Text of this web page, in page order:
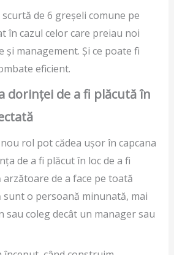
de 6 greșeli comune pe
în cazul celor care preiau noi
și management. Și ce poate fi
eficient.
dorinței de a fi plăcută în
rol pot cădea ușor în capcana
de a fi plăcut în loc de a fi
de a face pe toată
sunt o persoană minunată, mai
sau coleg decât un manager sau